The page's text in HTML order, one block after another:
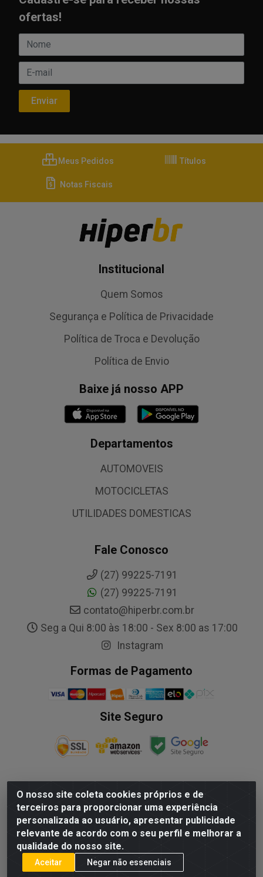
O nosso site coleta cookies próprios e de
terceiros para proporcionar uma experiência
personalizada ao usuário, apresentar publicidade
relevante de acordo com o seu perfil e melhorar a
qualidade do nosso site.
Aceitar
Negar não essenciais
ofertas!
Meus Pedidos Títulos
Notas Fiscais
Institucional
Quem Somos
Segurança e Política de Privacidade
Política de Troca e Devolução
Política de Envio
Baixe já nosso APP
Departamentos
AUTOMOVEIS
MOTOCICLETAS
UTILIDADES DOMESTICAS
Fale Conosco
(27) 99225-7191
(27) 99225-7191
contato@hiperbr.com.br
Seg a Qui 8:00 às 18:00 - Sex 8:00 as 17:00
Instagram
Formas de Pagamento
Site Seguro
NALESSO DISTRIBUIDORA DE AUTO PECAS LTDA - Rua
Paulo Afonso, nº10 Galpão 03 SL 1 - Alecrim - Vila
Velha/ES - CEP 29.118-033 - CNPJ: 29.722.419/0003-09